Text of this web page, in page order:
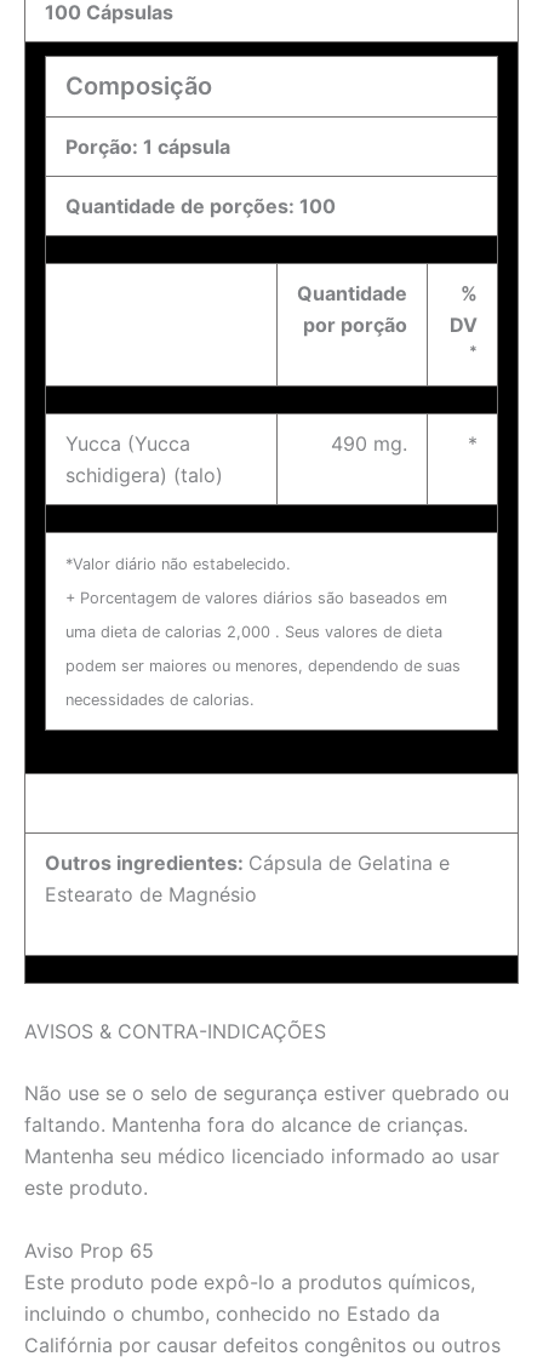
100 Cápsulas
Composição
Porção: 1 cápsula
Quantidade de porções: 100
Quantidade
por porção
%
DV
*
Yucca (Yucca
schidigera) (talo)
490 mg. *
*Valor diário não estabelecido.
+ Porcentagem de valores diários são baseados em
uma dieta de calorias 2,000 . Seus valores de dieta
podem ser maiores ou menores, dependendo de suas
necessidades de calorias.
Outros ingredientes: Cápsula de Gelatina e
Estearato de Magnésio
AVISOS & CONTRA-INDICAÇÕES
Não use se o selo de segurança estiver quebrado ou
faltando. Mantenha fora do alcance de crianças.
Mantenha seu médico licenciado informado ao usar
este produto.
Aviso Prop 65
Este produto pode expô-lo a produtos químicos,
incluindo o chumbo, conhecido no Estado da
Califórnia por causar defeitos congênitos ou outros